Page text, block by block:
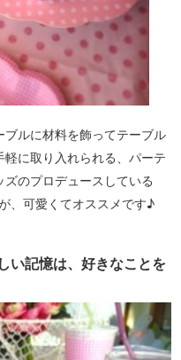
ルに材料を飾ってテーブル
に取り入れられる、パーテ
のプロデュースしている
、可愛くてオススメです♪
い記憶は、好きなことを